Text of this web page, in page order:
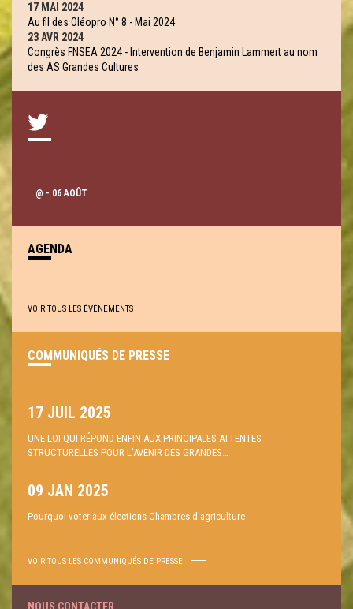
17 MAI 2024
Au fil des Oléopro N° 8 - Mai 2024
23 AVR 2024
Congrès FNSEA 2024 - Intervention de Benjamin Lammert au nom
des AS Grandes Cultures
@ - 06 AOÛT
AGENDA
VOIR TOUS LES ÉVÈNEMENTS
COMMUNIQUÉS DE PRESSE
17 JUIL 2025
UNE LOI QUI RÉPOND ENFIN AUX PRINCIPALES ATTENTES
STRUCTURELLES POUR L’AVENIR DES GRANDES…
09 JAN 2025
Pourquoi voter aux élections Chambres d’agriculture
VOIR TOUS LES COMMUNIQUÉS DE PRESSE